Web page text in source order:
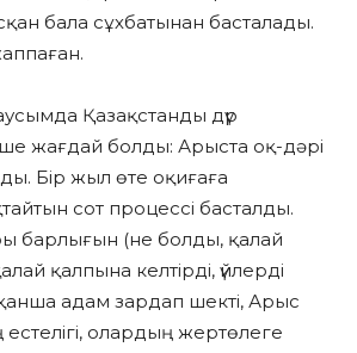
бала сұхбатынан басталады.
Қазақстанды дүр
жағдай болды: Арыста оқ-дәрі
Бір жыл өте оқиғаға
сот процессі басталды.
барлығын (не болды, қалай
қалпына келтірді, үйлерді
адам зардап шекті, Арыс
олардың жертөлеге